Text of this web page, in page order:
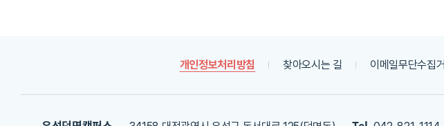
세
개인정보처리방침 찾아오시는 길 이메일무단수집